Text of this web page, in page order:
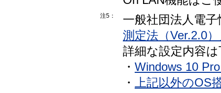
注5：
一般社団法人電
測定法（Ver.2.0
詳細な設定内容
・ Windows 10
・ 上記以外のOS